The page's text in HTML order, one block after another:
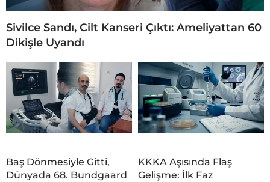
Sivilce Sandı, Cilt Kanseri Çıktı: Ameliyattan 60
Dikişle Uyandı
Baş Dönmesiyle Gitti,
Dünyada 68. Bundgaard
KKKA Aşısında Flaş
Gelişme: İlk Faz